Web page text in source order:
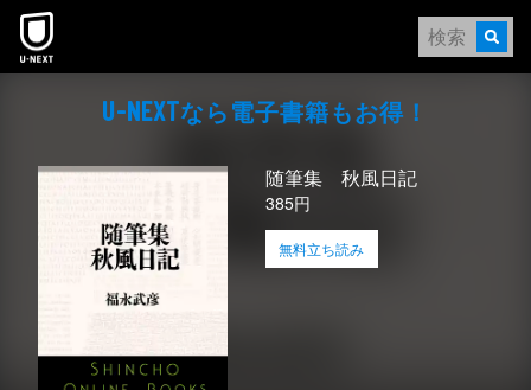
本文へスキップ
U-NEXTなら電⼦書籍もお得！
随筆集 秋風日記
385円
無料立ち読み